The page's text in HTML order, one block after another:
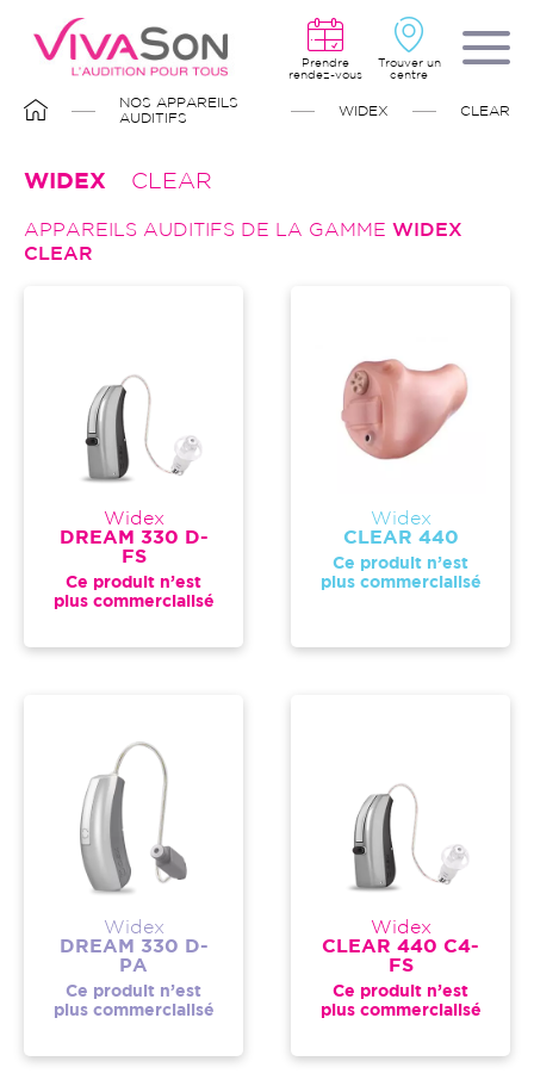
contenu
principal
Prendre
rendez-vous
Trouver un
centre
FIL
D'ARIANE
NOS APPAREILS
AUDITIFS
WIDEX CLEAR
WIDEX CLEAR
APPAREILS AUDITIFS DE LA GAMME WIDEX
CLEAR
Widex
DREAM 330 D-
FS
Ce produit n’est
plus commercialisé
Widex
CLEAR 440
Ce produit n’est
plus commercialisé
Widex
DREAM 330 D-
PA
Ce produit n’est
plus commercialisé
Widex
CLEAR 440 C4-
FS
Ce produit n’est
plus commercialisé